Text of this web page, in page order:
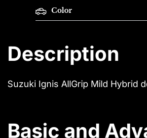
Color
Description
Suzuki Ignis AllGrip Mild Hybrid
Basic and